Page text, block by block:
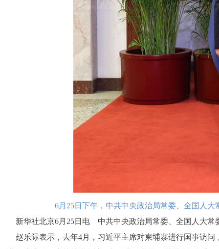
6月25日下午，中共中央政治局常委、全国人
新华社北京6月25日电 中共中央政治局常委、全国人大常
赵乐际表示，去年4月，习近平主席对柬埔寨进行国事访问